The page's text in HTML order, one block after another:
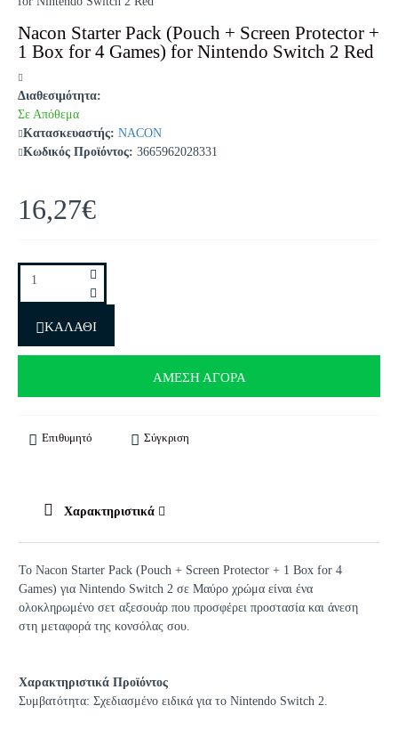
Nacon Starter Pack (Pouch + Screen Protector +
1 Box for 4 Games) for Nintendo Switch 2 Red
Διαθεσιμότητα:
Σε Απόθεμα
Κατασκευαστής: NACON
Κωδικός Προϊόντος: 3665962028331
16,27€
ΚΑΛΆΘΙ
ΆΜΕΣΗ ΑΓΟΡΆ
Επιθυμητό Σύγκριση
Χαρακτηριστικά
Το Nacon Starter Pack (Pouch + Screen Protector + 1 Box for 4
Games) για Nintendo Switch 2 σε Μαύρο χρώμα είναι ένα
ολοκληρωμένο σετ αξεσουάρ που προσφέρει προστασία και άνεση
στη μεταφορά της κονσόλας σου.
Χαρακτηριστικά Προϊόντος
Συμβατότητα: Σχεδιασμένο ειδικά για το Nintendo Switch 2.